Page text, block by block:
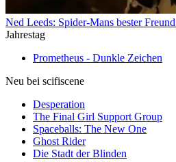
Ned Leeds: Spider-Mans bester
Jahrestag
Prometheus - Dunkle Zeichen
Neu bei scifiscene
Desperation
The Final Girl Support Group
Spaceballs: The New One
Ghost Rider
Die Stadt der Blinden